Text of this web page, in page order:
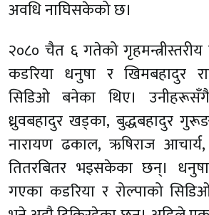
अवधि नाघिसकेको छ।
२०८० चैत ६ गतेको गृहमन्त्रीस्तरीय
कडरिया धनुषा र खिमबहादुर
सिडिओ बनेका थिए।
ध्रुवबहादुर खड्का, बुद्धबहादुर
नारायण ढकाल, ऋषिराज
तितरबितर भइसकेका छन्।
गएका कडरिया र रोल्पाको